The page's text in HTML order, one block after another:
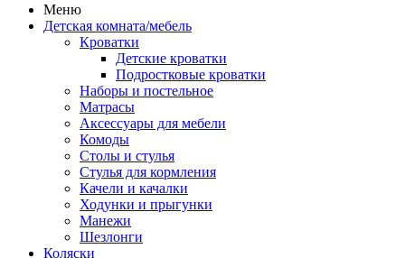
Меню
Детская комната/мебель
Кроватки
Детские кроватки
Подростковые кроватки
Наборы и постельное
Матрасы
Аксессуары для мебели
Комоды
Столы и стулья
Стулья для кормления
Качели и качалки
Ходунки и прыгунки
Манежи
Шезлонги
Коляски